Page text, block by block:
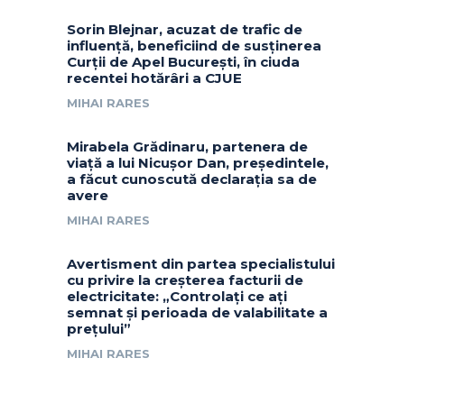
Sorin Blejnar, acuzat de trafic de
influență, beneficiind de susținerea
Curții de Apel București, în ciuda
recentei hotărâri a CJUE
MIHAI RARES
Mirabela Grădinaru, partenera de
viață a lui Nicușor Dan, președintele,
a făcut cunoscută declarația sa de
avere
MIHAI RARES
Avertisment din partea specialistului
cu privire la creșterea facturii de
electricitate: „Controlați ce ați
semnat și perioada de valabilitate a
prețului”
MIHAI RARES